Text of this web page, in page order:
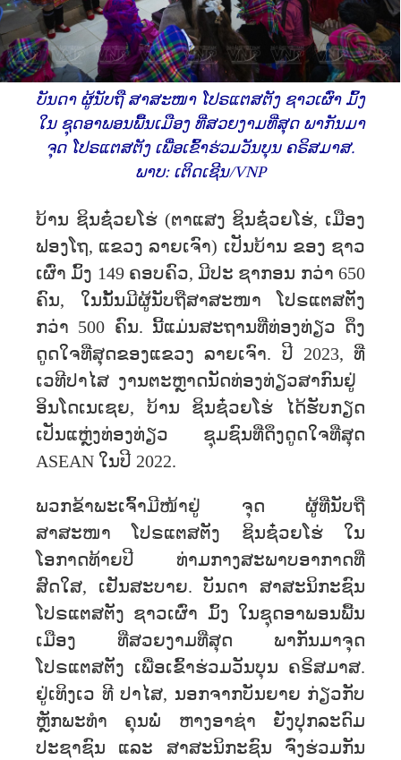
ບັນດາ ຜູ້ນັບຖື ສາສະໜາ ໂປຣແຕສຕັງ ຊາວເຜົ່າ ມົ້ງ
ໃນ ຊຸດ​ອາ​ພອນ​ພື້ນ​ເມືອງ ​ທີ່​ສວຍ​ງາມ​ທີ່​ສຸດ ພາກັນ​ມາ​
ຈຸດ ໂປຣແຕສຕັງ ເພື່ອ​ເຂົ້າ​ຮ່ວມ​ວັນບຸນ ຄຣິສມາສ.
ພາບ: ເຕິດເຊີນ/VNP
ບ້ານ ຊິນຊ໋ວຍໂຮ່ (ຕາແສງ ຊິນຊ໋ວຍໂຮ່, ເມືອງ
ຟອງໂຖ, ແຂວງ ລາຍເຈົາ) ເປັນບ້ານ ຂອງ ຊາວ
ເຜົ່າ ມົ້ງ 149 ຄອບຄົວ, ມີປະ ຊາກອນ ກວ່າ 650
ຄົນ, ໃນນັ້ນມີຜູ້ນັບຖືສາສະໜາ ໂປຣແຕສຕັງ
ກວ່າ 500 ຄົນ. ນີ້​ແມ່ນ​ສະຖານ​ທີ່​ທ່ອງ​ທ່ຽວ​ ​ດຶງ​
ດູດ​ໃຈ​ທີ່​ສຸດ​ຂອງ​ແຂວງ​ ລາຍ​ເຈົາ. ປີ 2023, ທີ່​
ເວທີ​ປາ​ໄສ​ ງານຕະຫຼາດນັດທ່ອງທ່ຽວ​ສາກົນ​ຢູ່ ​
ອິນ​ໂດ​ເນ​ເຊຍ, ​ບ້ານ ຊິນຊ໋ວຍໂຮ່ ​ໄດ້​ຮັບ​ກຽດ​
ເປັນ​ແຫຼ່ງທ່ອງ​ທ່ຽວ​ ຊຸມ​ຊົນ​ທີ່​ດຶງ​ດູດ​ໃຈ​ທີ່​ສຸດ​
ASEAN ​ໃນ​ປີ 2022.
ພວກ​ຂ້າ​ພະ​ເຈົ້າມີໜ້າຢູ່ ຈຸດ ຜູ້ທ່ີນັບຖື
ສາສະໜາ ໂປຣແຕສຕັງ​ ຊິນຊ໋ວຍໂຮ່ ໃນ
ໂອກາດທ້າຍປີ ທ່າມກາງສະພາບອາກາດທີ່
ສົດໃສ, ເຢັນສະບາຍ. ບັນດາ ສາສະນິກະຊົນ
ໂປຣແຕສຕັງ ຊາວເຜົ່າ ມົ້ງ ໃນຊຸດ​ອາ​ພອນ​ພື້ນ​
ເມືອງ ​ທີ່​ສວຍ​ງາມ​ທີ່​ສຸດ ພາກັນ​ມາ​ຈຸດ
ໂປຣແຕສຕັງ ເພື່ອ​ເຂົ້າ​ຮ່ວມ​ວັນບຸນ ຄຣິສມາສ.
ຢູ່​ເທິງເວ ທີ ​ປາ​ໄສ, ນອກຈາກບັນຍາຍ ກ່ຽວກັບ
ຫຼັກພະທຳ ​ຄຸນພໍ່ ຫາງອາຊ່າ ຍັງປຸກລະດົມ
ປະຊາຊົນ ແລະ ສາສະນິກະຊົນ ຈົ່ງຮ່ວມກັນ